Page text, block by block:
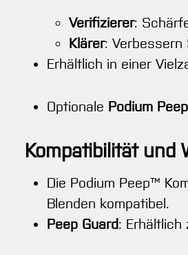
Verifizierer:
Klärer: Verbessern
Erhältlich in einer
Optionale Podium
Kompatibilität und
Die Podium Peep™
Blenden kompatibel.
Peep Guard: Erhältlich